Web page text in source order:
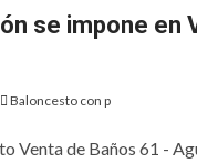
se impone en
Baloncesto con p
Venta de Baños 61 -